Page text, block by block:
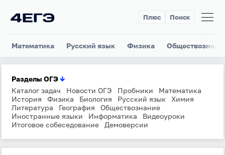
Плюс Поиск
Математика Русский язык Физика
Разделы ОГЭ ↓
Каталог задач
Новости ОГЭ Пробники
Математика
История
Физика Биология Русский язык
Химия
Литература
География
Обществознание
Иностранные языки
Информатика
Видеоуроки
Итоговое собеседование
Демоверсии